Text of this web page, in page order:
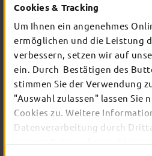
Cookies & Tracking
Um Ihnen ein angenehmes
ermöglichen und die Leistung
verbessern, setzen wir auf
ein. Durch Bestätigen des
stimmen Sie der Verwendung
"Auswahl zulassen" lassen Sie
Cookies zu. Weitere
Datenverarbeitung durch
Das erlebst du nur in Fulda
TOP-
In Fulda ist irgendwo immer
Konzert, Musical, Erlebnis-
Theater – entdecke hier
und Highlights in und um